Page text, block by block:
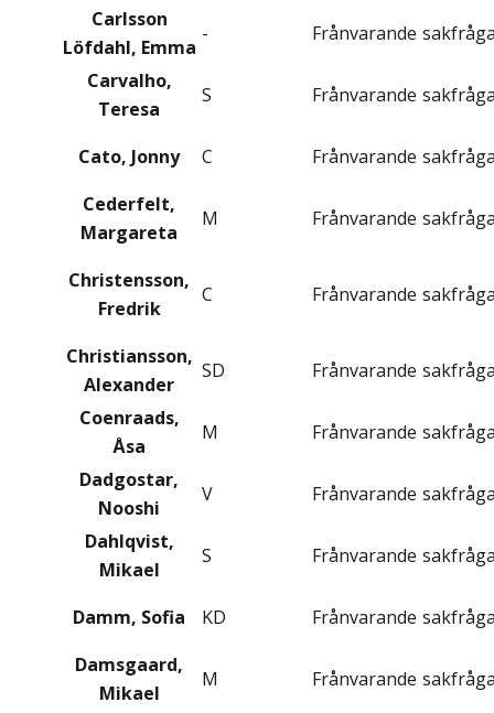
Carlsson
Löfdahl, Emma
- Frånvarande
Carvalho,
Teresa
S Frånvarande
Cato, Jonny C Frånvarande
Cederfelt,
Margareta
M Frånvarande
Christensson,
Fredrik
C Frånvarande
Christiansson,
Alexander
SD Frånvarande
Coenraads,
Åsa
M Frånvarande
Dadgostar,
Nooshi
V Frånvarande
Dahlqvist,
Mikael
S Frånvarande
Damm, Sofia KD Frånvarande
Damsgaard,
Mikael
M Frånvarande